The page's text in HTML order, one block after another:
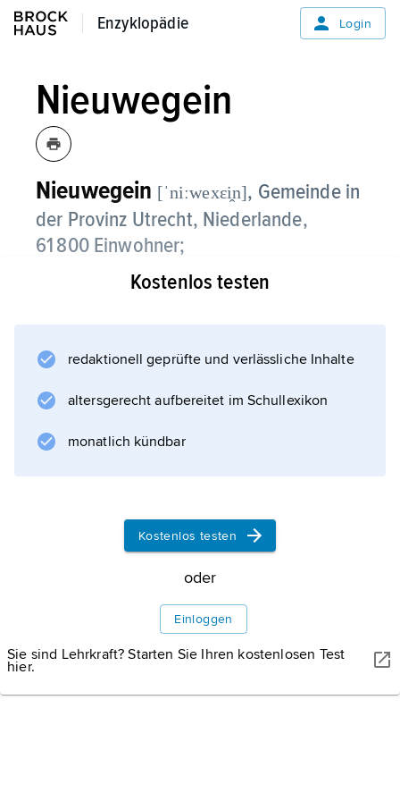
Enzyklopädie
Enzyklopädie Login
Nieuwegein
Nieuwegein [ˈniːwexεi̭n], Gemeinde in
der Provinz Utrecht, Niederlande,
61 800 Einwohner;
Bau von Maschinen, Getränkeautomaten und
Kostenlos testen
redaktionell geprüfte und verlässliche Inhalte
altersgerecht aufbereitet im Schullexikon
monatlich kündbar
Kostenlos testen
oder
Einloggen
Sie sind Lehrkraft? Starten Sie Ihren kostenlosen Test
hier.